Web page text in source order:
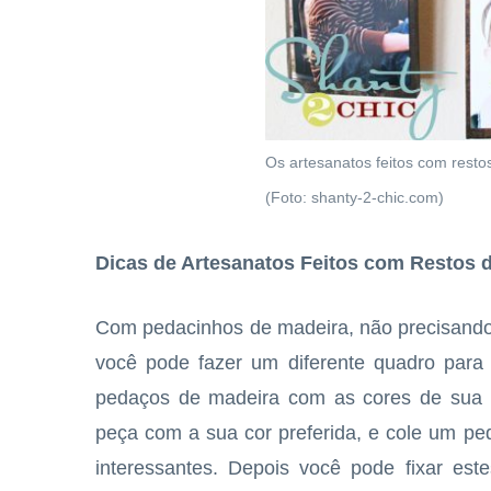
Os artesanatos feitos com
(Foto: shanty-2-chic.com)
Dicas de Artesanatos Feitos com Restos
Com pedacinhos de madeira, não
você pode fazer um diferente quadro
pedaços de madeira com as cores de
peça com a sua cor preferida, e cole um
interessantes. Depois você pode fixar